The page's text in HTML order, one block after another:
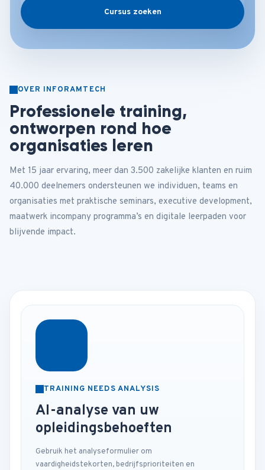
Cursus zoeken
OVER INFORAMTECH
Professionele training,
ontworpen rond hoe
organisaties leren
Met 15 jaar ervaring, meer dan 3.500 zakelijke klanten en ruim
40.000 deelnemers ondersteunen we individuen, teams en
organisaties met praktische seminars, executive development,
maatwerk incompany programma’s en digitale leerpaden voor
blijvende impact.
TRAINING NEEDS ANALYSIS
AI-analyse van uw
opleidingsbehoeften
Gebruik het analyseformulier om
vaardigheidstekorten, bedrijfsprioriteiten en